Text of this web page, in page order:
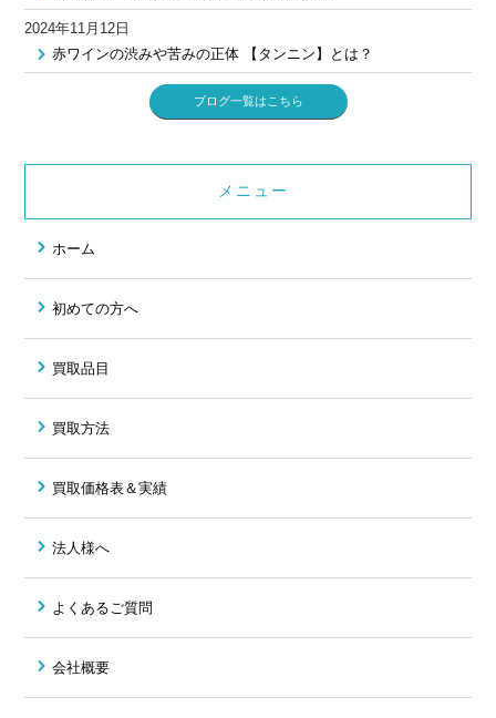
2024年11月12日
赤ワインの渋みや苦みの正体 【タンニン】とは？
ブログ一覧はこちら
メニュー
ホーム
初めての方へ
買取品目
買取方法
買取価格表＆実績
法人様へ
よくあるご質問
会社概要